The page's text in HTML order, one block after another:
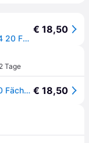
Unterschriftsmappe 57000095 DIN A4 20 Fächer Graupappe schwarz
€ 18,50
Tage
Unterschriftsmappe 57000095 DIN A4 20 Fächer Graupappe schwarz € 18,50